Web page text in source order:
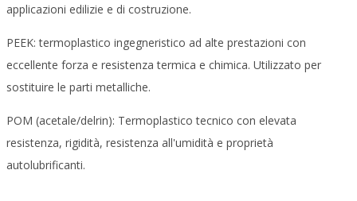
applicazioni edilizie e di costruzione.
PEEK: termoplastico ingegneristico ad alte prestazioni con
eccellente forza e resistenza termica e chimica. Utilizzato per
sostituire le parti metalliche.
POM (acetale/delrin): Termoplastico tecnico con elevata
resistenza, rigidità, resistenza all'umidità e proprietà
autolubrificanti.